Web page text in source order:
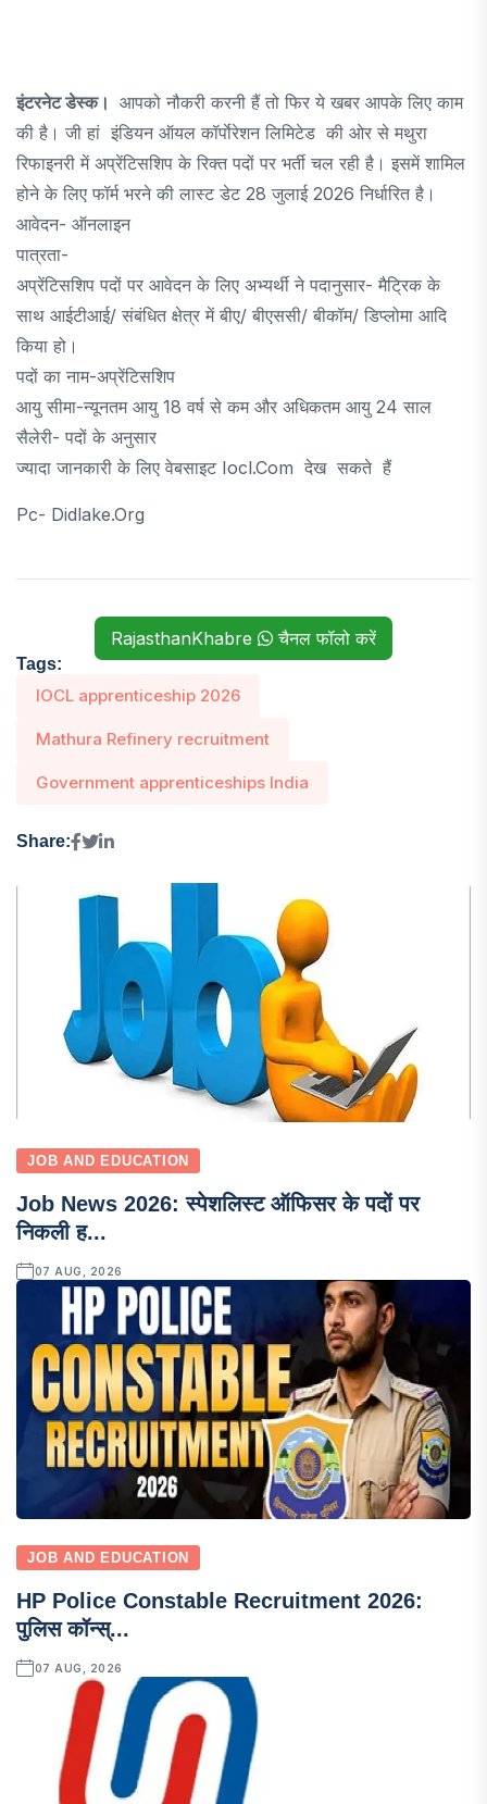
इंटरनेट डेस्क। आपको नौकरी करनी हैं तो फिर ये खबर आपके लिए काम
की है। जी हां इंडियन ऑयल कॉर्पाेरेशन लिमिटेड की ओर से मथुरा
रिफाइनरी में अप्रेंटिसशिप के रिक्त पदों पर भर्ती चल रही है। इसमें शामिल
होने के लिए फॉर्म भरने की लास्ट डेट 28 जुलाई 2026 निर्धारित है।
आवेदन- ऑनलाइन
पात्रता-
अप्रेंटिसशिप पदों पर आवेदन के लिए अभ्यर्थी ने पदानुसार- मैट्रिक के
साथ आईटीआई/ संबंधित क्षेत्र में बीए/ बीएससी/ बीकॉम/ डिप्लोमा आदि
किया हो।
पदों का नाम-अप्रेंटिसशिप
आयु सीमा-न्यूनतम आयु 18 वर्ष से कम और अधिकतम आयु 24 साल
सैलेरी- पदों के अनुसार
ज्यादा जानकारी के लिए वेबसाइट Iocl.com देख सकते हैं
Pc- Didlake.org
RajasthanKhabre चैनल फॉलो करें
Tags:
IOCL apprenticeship 2026
Mathura Refinery recruitment
Government apprenticeships India
Share:
JOB AND EDUCATION
Job News 2026: स्पेशलिस्ट ऑफिसर के पदों पर
निकली ह...
07 AUG, 2026
JOB AND EDUCATION
HP Police Constable Recruitment 2026:
पुलिस कॉन्स्...
07 AUG, 2026